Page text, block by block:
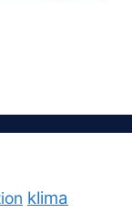
klima